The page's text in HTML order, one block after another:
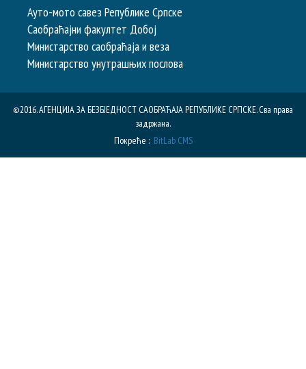
Ауто-мото савез Републике Српске
Саобраћајни факултет Добој
Министарство саобраћаја и веза
Министарство унутрашњих послова
©2016. АГЕНЦИЈА ЗА БЕЗБЈЕДНОСТ САОБРАЋАЈА РЕПУБЛИКE СРПСКЕ. Сва права
задржана.
Покреће : BitLab CMS